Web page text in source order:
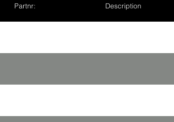
Partnr: Description